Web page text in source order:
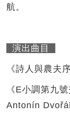
航。
演出曲目
《詩人與農夫
《E小調第九
Antonín